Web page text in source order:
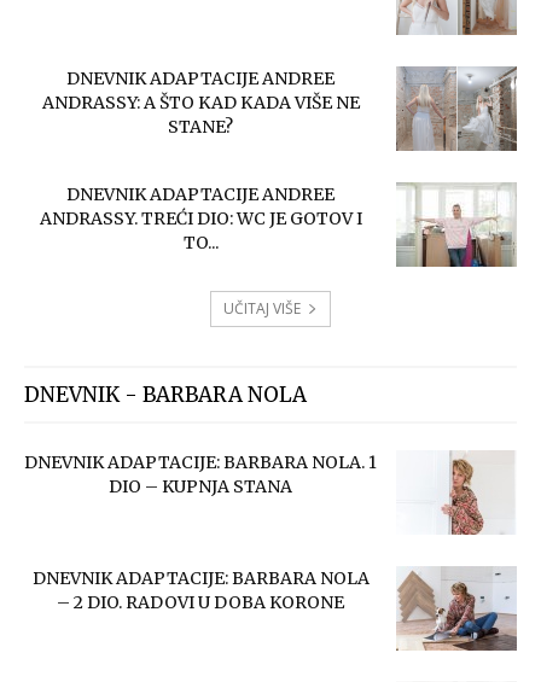
DNEVNIK ADAPTACIJE ANDREE
ANDRASSY: A ŠTO KAD KADA VIŠE NE
STANE?
DNEVNIK ADAPTACIJE ANDREE
ANDRASSY. TREĆI DIO: WC JE GOTOV I
TO...
UČITAJ VIŠE
DNEVNIK - BARBARA NOLA
DNEVNIK ADAPTACIJE: BARBARA NOLA. 1
DIO – KUPNJA STANA
DNEVNIK ADAPTACIJE: BARBARA NOLA
– 2 DIO. RADOVI U DOBA KORONE